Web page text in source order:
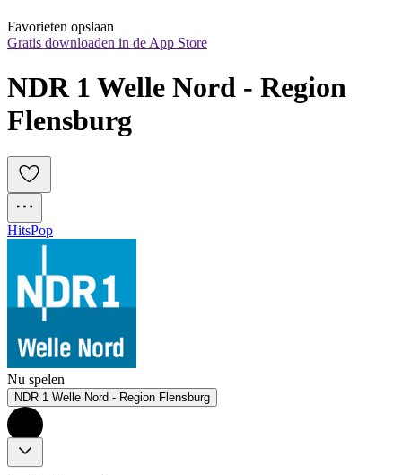
Favorieten opslaan
Gratis downloaden in de App Store
NDR 1 Welle Nord - Region
Flensburg
HitsPop
Nu spelen
NDR 1 Welle Nord - Region Flensburg